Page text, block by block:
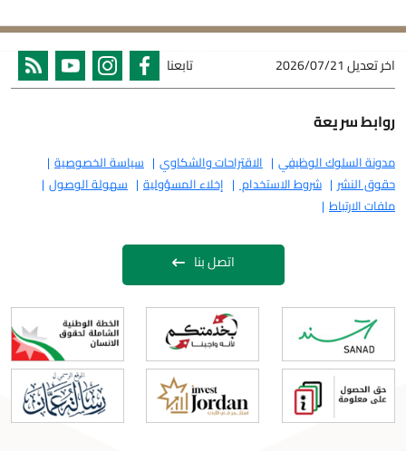
اخر تعديل2026/07/21 تابعنا
روابط سريعة
مدونة السلوك الوظيفي الاقتراحات والشكاوي
سياسة الخصوصية
حقوق النشر
شروط الاستخدام إخلاء المسؤولية
سهولة الوصول
ملفات الارتباط
اتصل بنا